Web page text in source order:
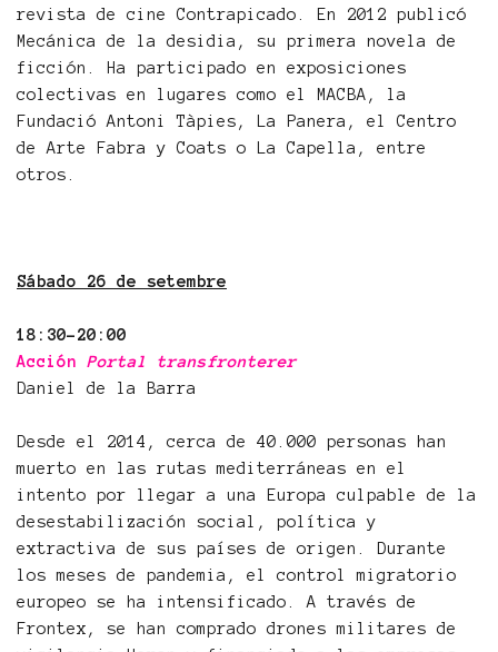
revista de cine Contrapicado. En 2012 publicó
Mecánica de la desidia, su primera novela de
ficción. Ha participado en exposiciones
colectivas en lugares como el MACBA, la
Fundació Antoni Tàpies, La Panera, el Centro
de Arte Fabra y Coats o La Capella, entre
otros.
Sábado 26 de setembre
18:30-20:00
Acción Portal transfronterer
Daniel de la Barra
Desde el 2014, cerca de 40.000 personas han
muerto en las rutas mediterráneas en el
intento por llegar a una Europa culpable de la
desestabilización social, política y
extractiva de sus países de origen. Durante
los meses de pandemia, el control migratorio
europeo se ha intensificado. A través de
Frontex, se han comprado drones militares de